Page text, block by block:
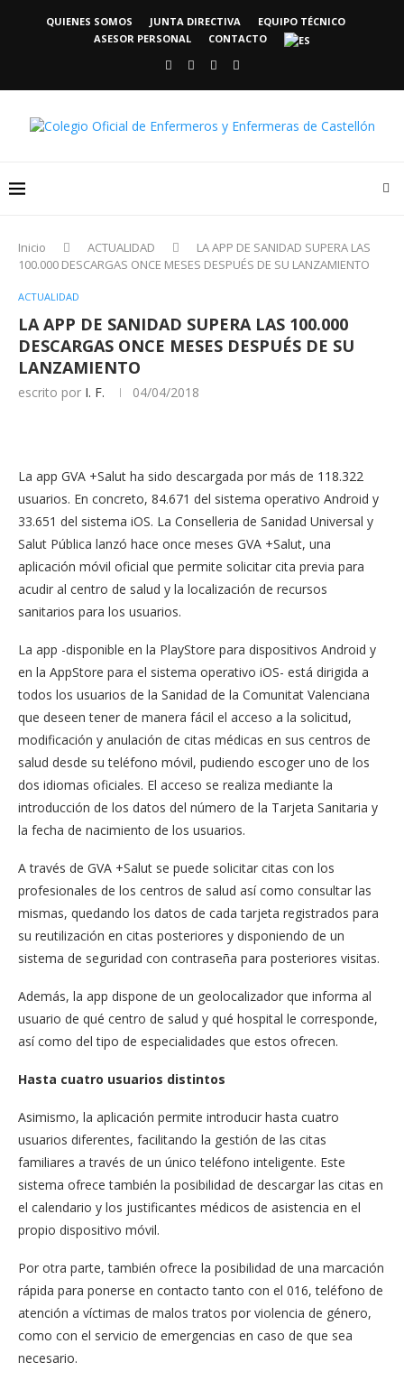
QUIENES SOMOS JUNTA DIRECTIVA
EQUIPO TÉCNICO
ASESOR PERSONAL
CONTACTO
Inicio ACTUALIDAD
LA APP DE SANIDAD SUPERA LAS
100.000 DESCARGAS ONCE MESES DESPUÉS DE SU LANZAMIENTO
ACTUALIDAD
LA APP DE SANIDAD SUPERA LAS 100.000
DESCARGAS ONCE MESES DESPUÉS DE SU
LANZAMIENTO
escrito por I. F. 04/04/2018
La app GVA +Salut ha sido descargada por más de 118.322
usuarios. En concreto, 84.671 del sistema operativo Android y
33.651 del sistema iOS. La Conselleria de Sanidad Universal y
Salut Pública lanzó hace once meses GVA +Salut, una
aplicación móvil oficial que permite solicitar cita previa para
acudir al centro de salud y la localización de recursos
sanitarios para los usuarios.
La app -disponible en la PlayStore para dispositivos Android y
en la AppStore para el sistema operativo iOS- está dirigida a
todos los usuarios de la Sanidad de la Comunitat Valenciana
que deseen tener de manera fácil el acceso a la solicitud,
modificación y anulación de citas médicas en sus centros de
salud desde su teléfono móvil, pudiendo escoger uno de los
dos idiomas oficiales. El acceso se realiza mediante la
introducción de los datos del número de la Tarjeta Sanitaria y
la fecha de nacimiento de los usuarios.
A través de GVA +Salut se puede solicitar citas con los
profesionales de los centros de salud así como consultar las
mismas, quedando los datos de cada tarjeta registrados para
su reutilización en citas posteriores y disponiendo de un
sistema de seguridad con contraseña para posteriores visitas.
Además, la app dispone de un geolocalizador que informa al
usuario de qué centro de salud y qué hospital le corresponde,
así como del tipo de especialidades que estos ofrecen.
Hasta cuatro usuarios distintos
Asimismo, la aplicación permite introducir hasta cuatro
usuarios diferentes, facilitando la gestión de las citas
familiares a través de un único teléfono inteligente. Este
sistema ofrece también la posibilidad de descargar las citas en
el calendario y los justificantes médicos de asistencia en el
propio dispositivo móvil.
Por otra parte, también ofrece la posibilidad de una marcación
rápida para ponerse en contacto tanto con el 016, teléfono de
atención a víctimas de malos tratos por violencia de género,
como con el servicio de emergencias en caso de que sea
necesario.